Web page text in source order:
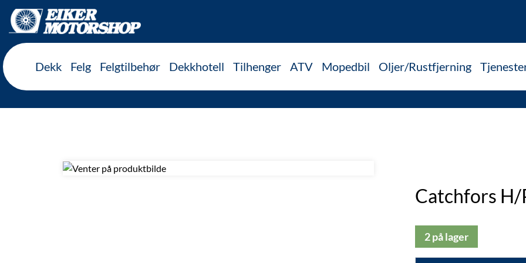
Dekk Felg Felgtilbehør Dekkhotell Tilhenger ATV Mopedbil Oljer/Rustfjerning
Catchfors
2 på lager
Inkl. mva